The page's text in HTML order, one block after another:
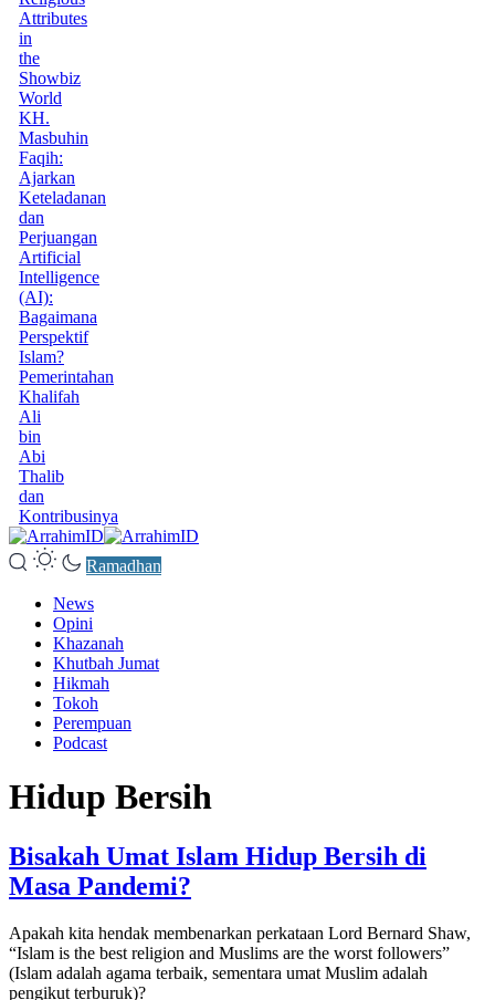
Attributes
in
the
Showbiz
World
KH.
Masbuhin
Faqih:
Ajarkan
Keteladanan
dan
Perjuangan
Artificial
Intelligence
(AI):
Bagaimana
Perspektif
Islam?
Pemerintahan
Khalifah
Ali
bin
Abi
Thalib
dan
Kontribusinya
Ramadhan
News
Opini
Khazanah
Khutbah Jumat
Hikmah
Tokoh
Perempuan
Podcast
Hidup Bersih
Bisakah Umat Islam Hidup Bersih di
Masa Pandemi?
Apakah kita hendak membenarkan perkataan Lord Bernard Shaw,
“Islam is the best religion and Muslims are the worst followers”
(Islam adalah agama terbaik, sementara umat Muslim adalah
pengikut terburuk)?